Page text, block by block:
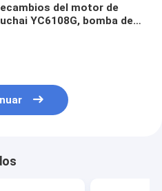
del motor de
YC6108G, bomba de